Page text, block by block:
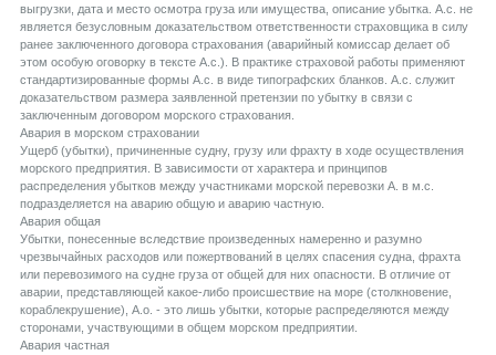
выгрузки, дата и место осмотра груза или имущества, описание убытка. А.с. не
является безусловным доказательством ответственности страховщика в силу
ранее заключенного договора страхования (аварийный комиссар делает об
этом особую оговорку в тексте А.с.). В практике страховой работы применяют
стандартизированные формы А.с. в виде типографских бланков. А.с. служит
доказательством размера заявленной претензии по убытку в связи с
заключенным договором морского страхования.
Aвария в морском страховании
Ущерб (убытки), причиненные судну, грузу или фрахту в ходе осуществления
морского предприятия. В зависимости от характера и принципов
распределения убытков между участниками морской перевозки А. в м.с.
подразделяется на аварию общую и аварию частную.
Aвария общая
Убытки, понесенные вследствие произведенных намеренно и разумно
чрезвычайных расходов или пожертвований в целях спасения судна, фрахта
или перевозимого на судне груза от общей для них опасности. В отличие от
аварии, представляющей какое-либо происшествие на море (столкновение,
кораблекрушение), А.о. - это лишь убытки, которые распределяются между
сторонами, участвующими в общем морском предприятии.
Aвария частная